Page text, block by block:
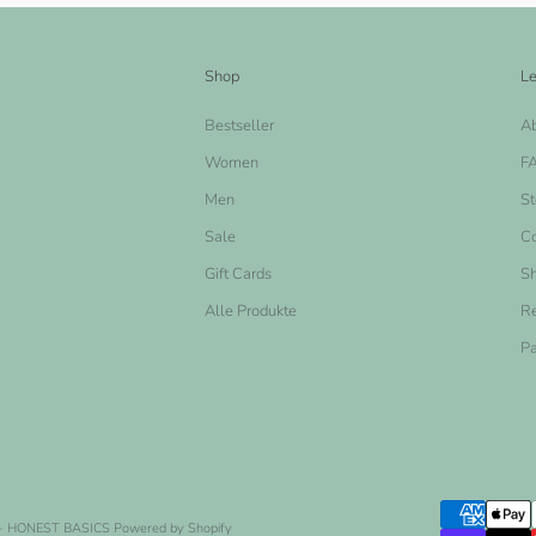
Shop
Bestseller
Women
Men
Sale
Gift Cards
Alle Produkte
BASICS Powered by Shopify